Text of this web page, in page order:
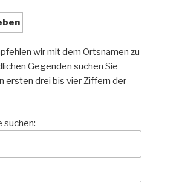
wir mit dem Ortsnamen zu
Gegenden suchen Sie
ersten drei bis vier Ziffern der
suchen: